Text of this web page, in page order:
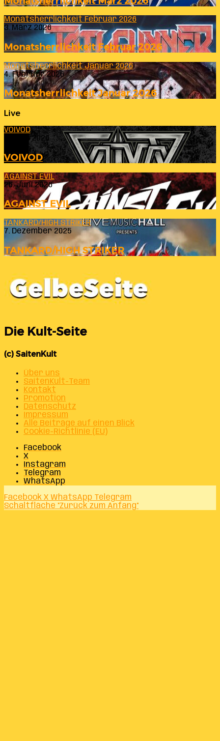
Monatsherrlichkeit Februar 2026
3. März 2026
Monatsherrlichkeit Februar 2026
Monatsherrlichkeit Januar 2026
4. Februar 2026
Monatsherrlichkeit Januar 2026
Live
VOIVOD
23. Juli 2026
VOIVOD
AGAINST EVIL
26. Juni 2026
AGAINST EVIL
TANKARD/HIGH STRIKER
7. Dezember 2025
TANKARD/HIGH STRIKER
Die Kult-Seite
(c) SaitenKult
Über uns
SaitenKult-Team
Kontakt
Promotion
Datenschutz
Impressum
Alle Beiträge auf einen Blick
Cookie-Richtlinie (EU)
Facebook
X
Instagram
Telegram
WhatsApp
Facebook X WhatsApp Telegram
Schaltfläche "Zurück zum Anfang"